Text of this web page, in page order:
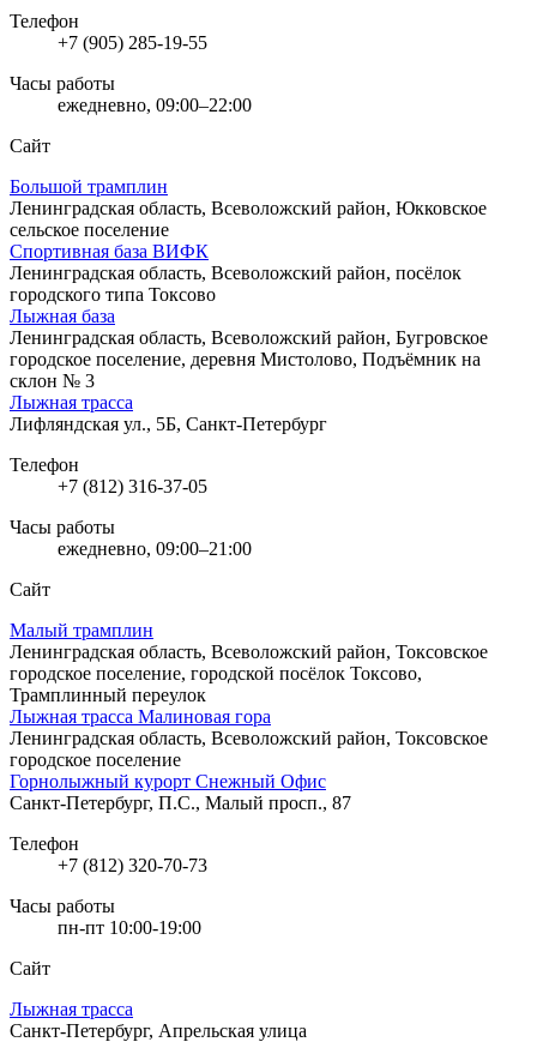
Телефон
+7 (905) 285-19-55
Часы работы
ежедневно, 09:00–22:00
Сайт
Большой трамплин
Ленинградская область, Всеволожский район, Юкковское
сельское поселение
Спортивная база ВИФК
Ленинградская область, Всеволожский район, посёлок
городского типа Токсово
Лыжная база
Ленинградская область, Всеволожский район, Бугровское
городское поселение, деревня Мистолово, Подъёмник на
склон № 3
Лыжная трасса
Лифляндская ул., 5Б, Санкт-Петербург
Телефон
+7 (812) 316-37-05
Часы работы
ежедневно, 09:00–21:00
Сайт
Малый трамплин
Ленинградская область, Всеволожский район, Токсовское
городское поселение, городской посёлок Токсово,
Трамплинный переулок
Лыжная трасса Малиновая гора
Ленинградская область, Всеволожский район, Токсовское
городское поселение
Горнолыжный курорт Снежный Офис
Санкт-Петербург, П.С., Малый просп., 87
Телефон
+7 (812) 320-70-73
Часы работы
пн-пт 10:00-19:00
Сайт
Лыжная трасса
Санкт-Петербург, Апрельская улица